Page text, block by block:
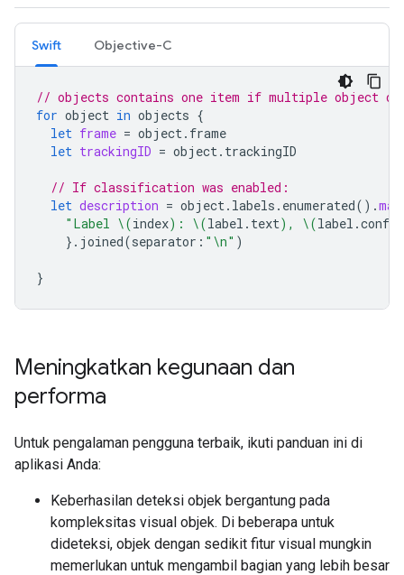
Swift Objective-C
// objects contains one item if multiple object
for object in objects {
let frame = object. frame
let trackingID = object. trackingID
// If classification was enabled:
let description = object. labels . enumerated().map
"Label \(index) : \(label . text) , \(label .
}. joined(separator : " \n" )
}
Meningkatkan kegunaan dan
performa
Untuk pengalaman pengguna terbaik, ikuti panduan ini di
aplikasi Anda:
Keberhasilan deteksi objek bergantung pada
kompleksitas visual objek. Di beberapa untuk
dideteksi, objek dengan sedikit fitur visual mungkin
memerlukan untuk mengambil bagian yang lebih besar